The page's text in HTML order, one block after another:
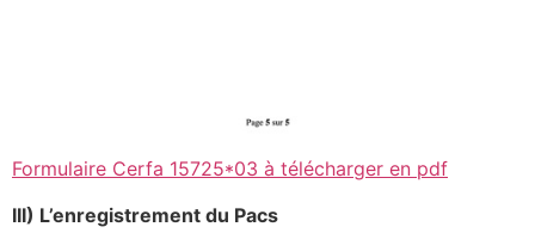
Formulaire Cerfa 15725*03 à télécharger en pdf
III) L’enregistrement du Pacs